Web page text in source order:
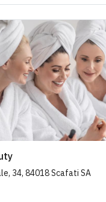
34, 84018 Scafati SA